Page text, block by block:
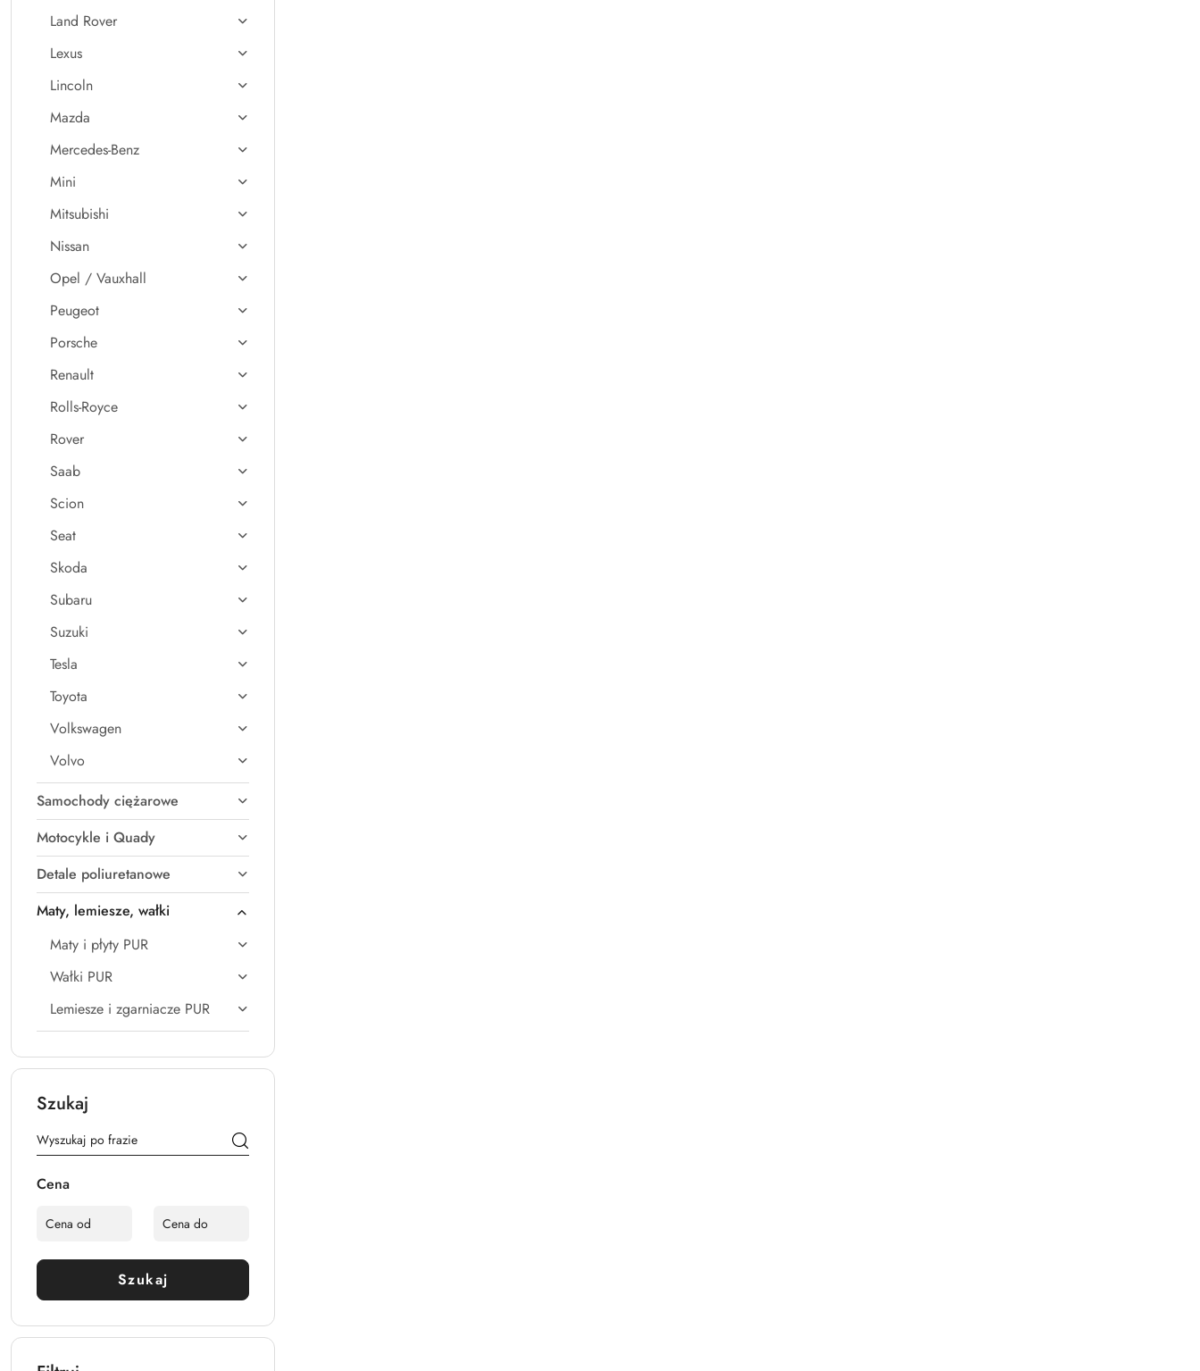
Land Rover
Lexus
Lincoln
Mazda
Mercedes-Benz
Mini
Mitsubishi
Nissan
Opel / Vauxhall
Peugeot
Porsche
Renault
Rolls-Royce
Rover
Saab
Scion
Seat
Skoda
Subaru
Suzuki
Tesla
Toyota
Volkswagen
Volvo
Samochody ciężarowe
Motocykle i Quady
Detale poliuretanowe
Maty, lemiesze, wałki
Maty i płyty PUR
Wałki PUR
Lemiesze i zgarniacze PUR
Szukaj
Cena
Szukaj